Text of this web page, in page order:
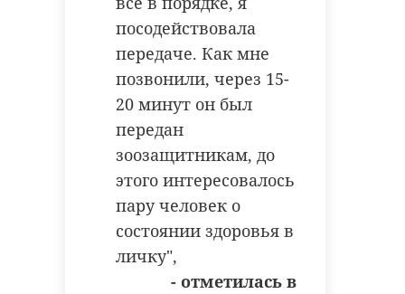
посодействовала
передаче. Как мне
позвонили, через 15-
20 минут он был
передан
зоозащитникам, до
этого интересовалось
пару человек о
состоянии здоровья в
личку",
- отметилась в